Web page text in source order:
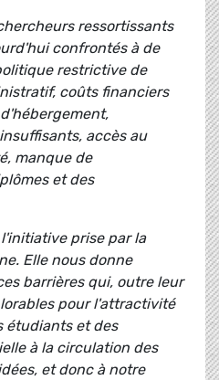
ressortissants
confrontés à de
restrictive de
coûts financiers
accès au
manque de
et des
prise par la
Elle nous donne
barrières qui, outre leur
pour l'attractivité
étudiants et des
à la circulation des
et donc à notre